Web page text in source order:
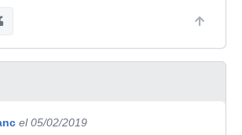
el 05/02/2019